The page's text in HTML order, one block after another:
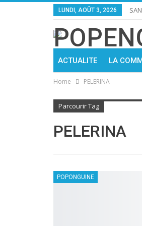
LUNDI, AOÛT 3, 2026
ACTUALITE LA
Home PELERINA
Parcourir Tag
PELERINA
POPONGUINE